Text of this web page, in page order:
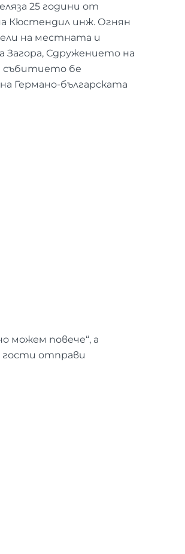
25 години от
Кюстендил инж. Огнян
на местната и
Сдружението на
събитието бе
Германо-българската
можем повече“, а
гости отправи